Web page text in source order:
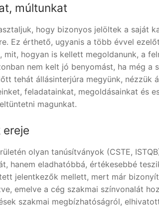
múltunkat
hogy bizonyos jelöltek a saját
Ez érthető, ugyanis a több évvel
hogyan is kellett megoldanunk, a
nem kelt jó benyomást, ha még
tehát állásinterjúra megyünk, nézzük
feladatainkat, megoldásainkat és
magunkat.
ereje
olyan tanúsítványok (CSTE,
hanem eladhatóbbá, értékesebbé
jelentkezők mellett, mert már
emelve a cég szakmai színvonalát
szakmai megbízhatóságról,